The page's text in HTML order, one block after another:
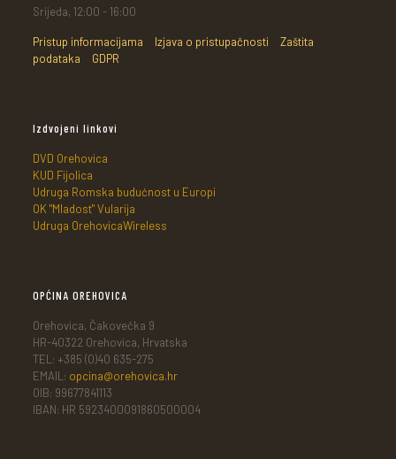
Srijeda, 12:00 - 16:00
Pristup informacijama Izjava o pristupačnosti
Zaštita
podataka
GDPR
Izdvojeni linkovi
DVD Orehovica
KUD Fijolica
Udruga Romska budućnost u Europi
OK "Mladost" Vularija
Udruga OrehovicaWireless
OPĆINA OREHOVICA
Orehovica, Čakovečka 9
HR-40322 Orehovica, Hrvatska
TEL: +385 (0)40 635-275
EMAIL: opcina@orehovica.hr
OIB: 99677841113
IBAN: HR 5923400091860500004